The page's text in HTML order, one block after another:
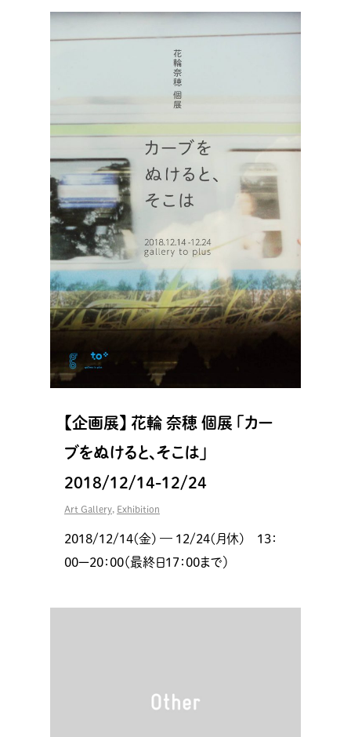
【企画展】 花輪 奈穂 個展 「カー
ブをぬけると、そこは」
2018/12/14-12/24
Art Gallery Exhibition
2018/12/14(金) — 12/24(月休) 13：
00ー20：00（最終日17：00まで）